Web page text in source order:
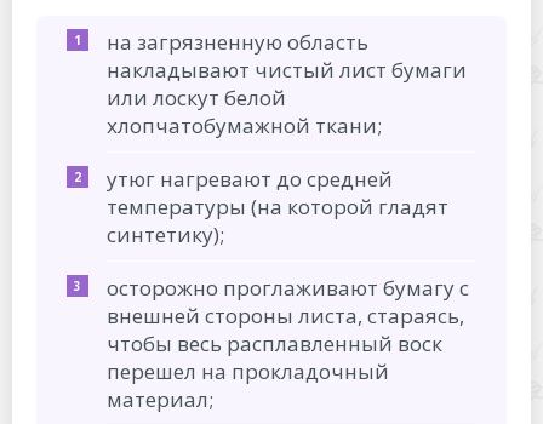
на загрязненную область
накладывают чистый лист бумаги
или лоскут белой
хлопчатобумажной ткани;
утюг нагревают до средней
температуры (на которой гладят
синтетику);
осторожно проглаживают бумагу с
внешней стороны листа, стараясь,
чтобы весь расплавленный воск
перешел на прокладочный
материал;